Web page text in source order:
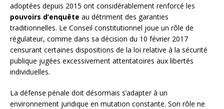
adoptées depuis 2015 ont considérablement renforcé les
pouvoirs d’enquête au détriment des garanties
traditionnelles. Le Conseil constitutionnel joue un rôle de
régulateur, comme dans sa décision du 10 février 2017
censurant certaines dispositions de la loi relative à la sécurité
publique jugées excessivement attentatoires aux libertés
individuelles.
La défense pénale doit désormais s’adapter à un
environnement juridique en mutation constante. Son rôle ne